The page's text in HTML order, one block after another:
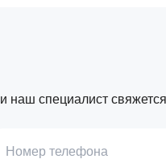
наш специалист
Номер телефона